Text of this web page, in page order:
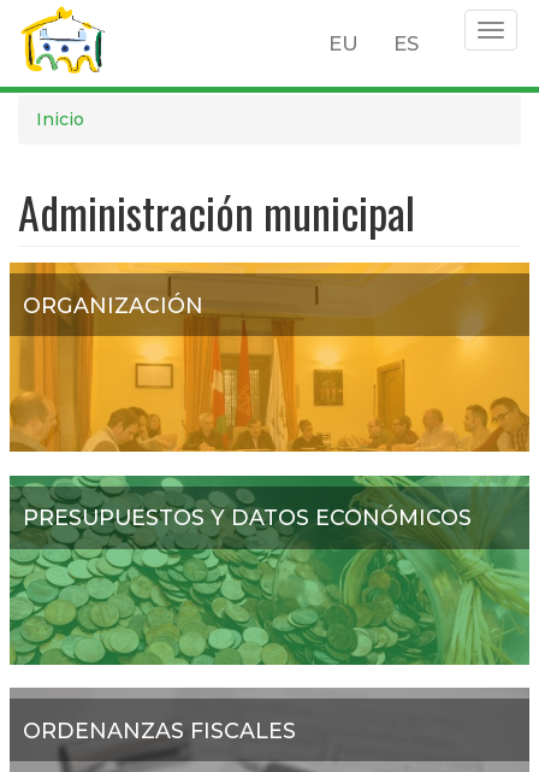
principal
EU ES
Inicio
Administración municipal
ORGANIZACIÓN
PRESUPUESTOS Y DATOS ECONÓMICOS
ORDENANZAS FISCALES